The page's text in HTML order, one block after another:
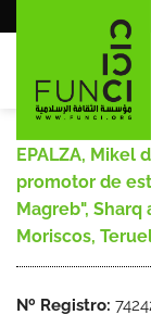
al
EPALZA, Mikel
promotor de
Magreb",
Moriscos,
Nº Registro: